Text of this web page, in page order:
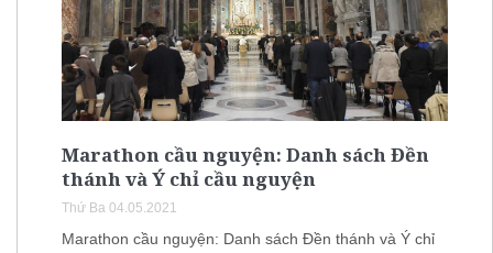
Marathon cầu nguyện: Danh sách Đền
thánh và Ý chỉ cầu nguyện
Thứ Ba 04.05.2021
Marathon cầu nguyện: Danh sách Đền thánh và Ý chỉ